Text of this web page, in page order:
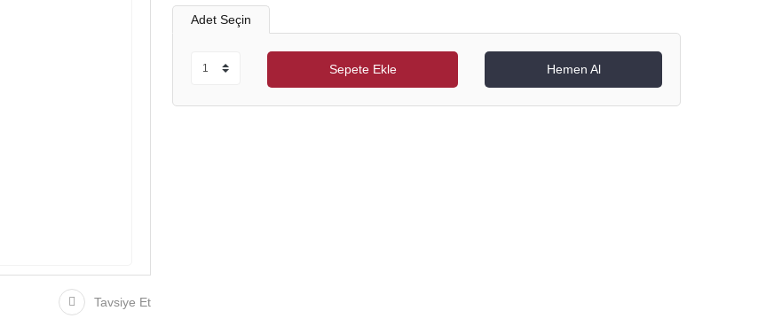
Tavsiye Et
Adet Seçin
Sepete Ekle Hemen Al